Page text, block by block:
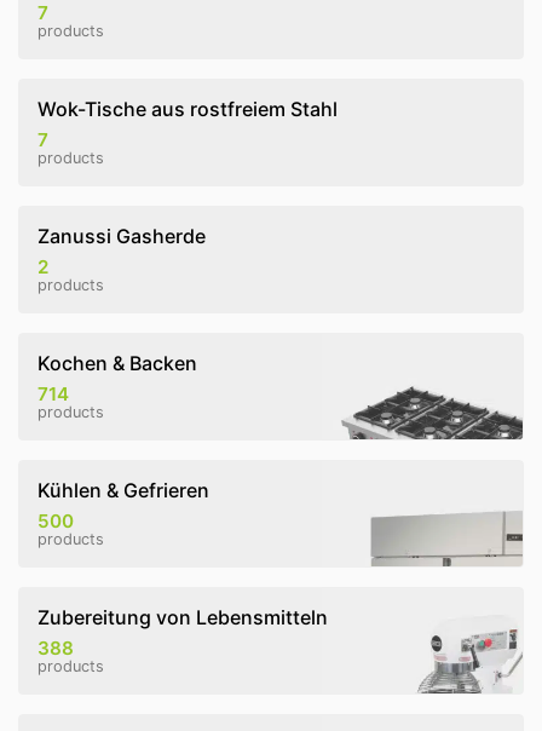
7
products
Wok-Tische aus rostfreiem Stahl
7
products
Zanussi Gasherde
2
products
Kochen & Backen
714
products
Kühlen & Gefrieren
500
products
Zubereitung von Lebensmitteln
388
products